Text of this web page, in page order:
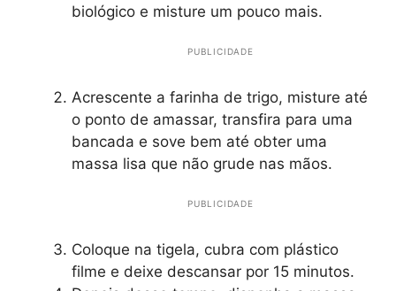
biológico e misture um pouco mais.
PUBLICIDADE
Acrescente a farinha de trigo, misture até
o ponto de amassar, transfira para uma
bancada e sove bem até obter uma
massa lisa que não grude nas mãos.
PUBLICIDADE
Coloque na tigela, cubra com plástico
filme e deixe descansar por 15 minutos.